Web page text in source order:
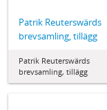
Patrik Reuterswärds
brevsamling, tillägg
Patrik Reuterswärds
brevsamling, tillägg